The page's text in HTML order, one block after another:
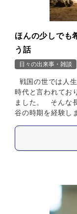
ほんの少しでも
う話
日々の出来事・雑談
戦国の世では人
時代と言われてお
ました。 そんな
谷の時期を経験し